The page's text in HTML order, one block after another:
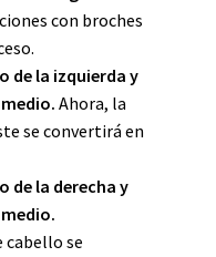
con broches
de la izquierda y
Ahora, la
se convertirá en
de la derecha y
cabello se